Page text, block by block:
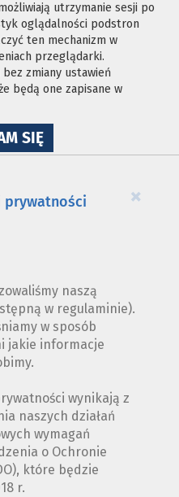
utrzymanie sesji po
oglądalności podstron
ten mechanizm w
przeglądarki.
zmiany ustawień
będą one zapisane w
SIĘNA
WYKORZYSTANIE
×
naszą
w regulaminie).
w sposób
jakie informacje
wynikają z
naszych działań
wymagań
o Ochronie
które będzie
r.